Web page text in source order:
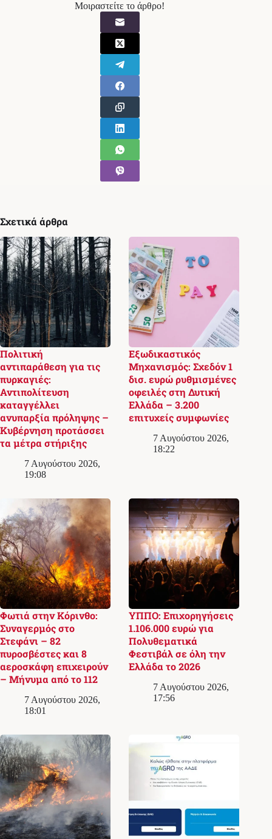
Μοιραστείτε το άρθρο!
Σχετικά άρθρα
Πολιτική
αντιπαράθεση για τις
πυρκαγιές:
Αντιπολίτευση
καταγγέλλει
ανυπαρξία πρόληψης –
Κυβέρνηση προτάσσει
τα μέτρα στήριξης
7 Αυγούστου 2026,
19:08
Εξωδικαστικός
Μηχανισμός: Σχεδόν 1
δισ. ευρώ ρυθμισμένες
οφειλές στη Δυτική
Ελλάδα – 3.200
επιτυχείς συμφωνίες
7 Αυγούστου 2026,
18:22
Φωτιά στην Κόρινθο:
Συναγερμός στο
Στεφάνι – 82
πυροσβέστες και 8
αεροσκάφη επιχειρούν
– Μήνυμα από το 112
7 Αυγούστου 2026,
18:01
ΥΠΠΟ: Επιχορηγήσεις
1.106.000 ευρώ για
Πολυθεματικά
Φεστιβάλ σε όλη την
Ελλάδα το 2026
7 Αυγούστου 2026,
17:56